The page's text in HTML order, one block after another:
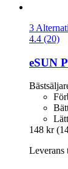
3
4.4 (20)
eSUN
148 kr
Leverans